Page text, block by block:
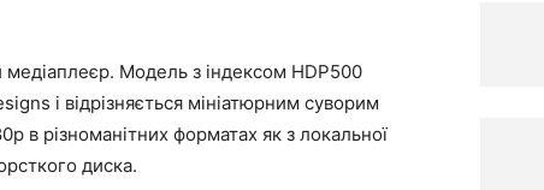
Модель з індексом HDP500
і відрізняється мініатюрним суворим
в різноманітних форматах як з локальної
диска.